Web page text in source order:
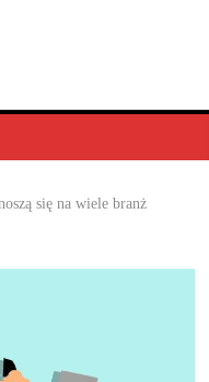
się na wiele branż